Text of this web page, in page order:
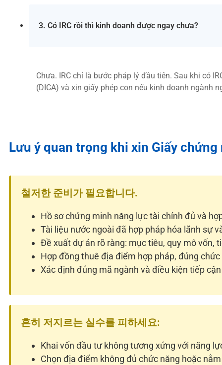
3. Có IRC rồi thì kinh doanh được ngay chưa?
Chưa. IRC chỉ là bước pháp lý đầu tiên. Sau khi có
(DICA) và xin giấy phép con nếu kinh doanh ngành
Lưu ý quan trọng khi xin Giấy chứng
철저한 준비가 필요합니다.
Hồ sơ chứng minh năng lực tài chính đủ và
Tài liệu nước ngoài đã hợp pháp hóa lãnh sự
Đề xuất dự án rõ ràng: mục tiêu, quy mô vốn,
Hợp đồng thuê địa điểm hợp pháp, đúng
Xác định đúng mã ngành và điều kiện tiếp
흔히 저지르는 실수를 피하세요:
Khai vốn đầu tư không tương xứng với năng
Chọn địa điểm không đủ chức năng hoặc